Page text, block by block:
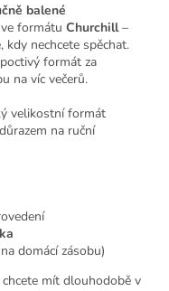
balené
ve formátu Churchill –
nechcete spěchat.
formát za
na víc večerů.
velikostní formát
na ruční
domácí zásobu)
chcete mít dlouhodobě v